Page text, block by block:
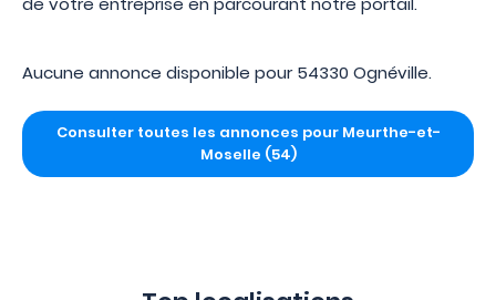
Aucune annonce disponible pour 54330 Ognéville.
Consulter toutes les annonces pour Meurthe-et-
Moselle (54)